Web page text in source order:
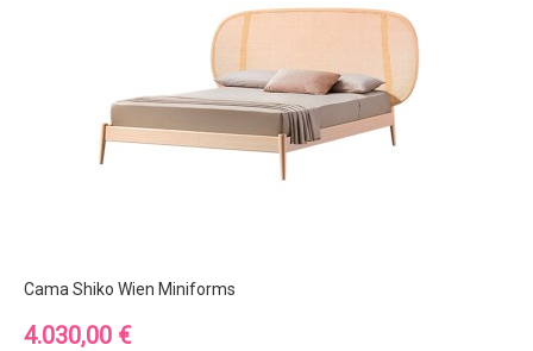
Cama Shiko Wien Miniforms
Precio
4.030,00 €